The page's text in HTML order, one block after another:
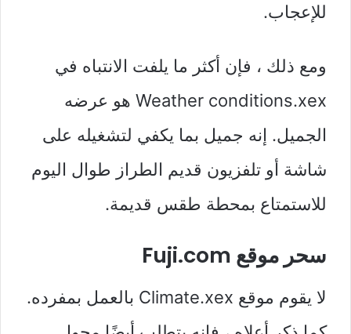
للإعجاب.
ومع ذلك ، فإن أكثر ما يلفت الانتباه في
Weather conditions.xex هو عرضه
الجميل. إنه جميل بما يكفي لتشغيله على
شاشة أو تلفزيون قديم الطراز طوال اليوم
للاستمتاع بمحطة طقس قديمة.
سحر موقع Fuji.com
لا يقوم موقع Climate.xex بالعمل بمفرده.